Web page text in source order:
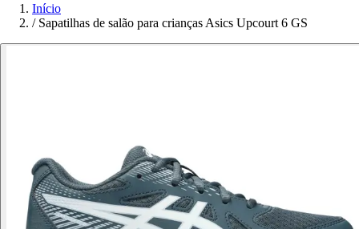
Início
/ Sapatilhas de salão para crianças Asics Upcourt 6 GS